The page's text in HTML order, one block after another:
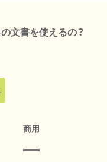
文書を使えるの？
商用